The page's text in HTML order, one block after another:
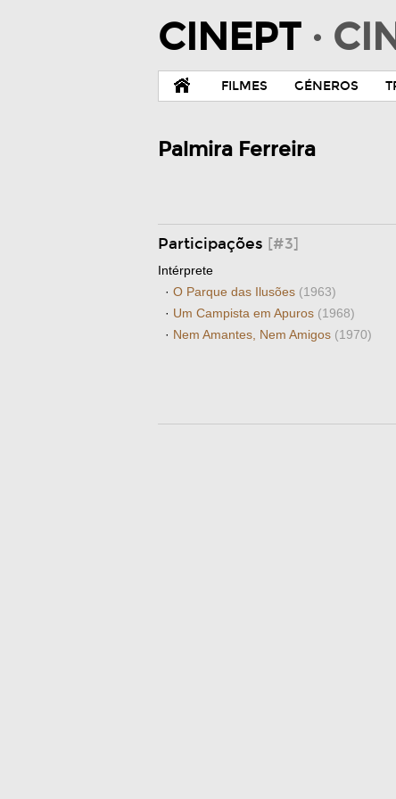
CINEPT ·
FILMES GÉNEROS
Palmira Ferreira
Participações [#3]
Intérprete
· O Parque das Ilusões (1963)
· Um Campista em Apuros (1968)
· Nem Amantes, Nem Amigos (1970)